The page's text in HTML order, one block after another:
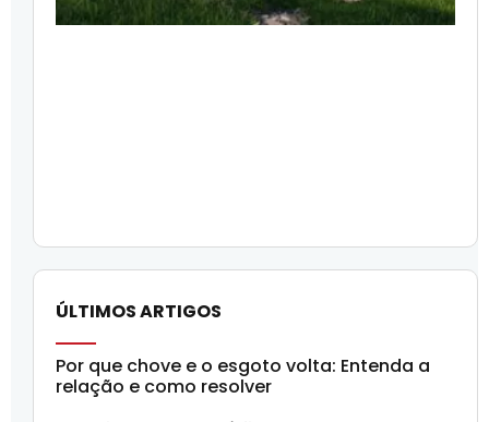
ÚLTIMOS ARTIGOS
Por que chove e o esgoto volta: Entenda a
relação e como resolver